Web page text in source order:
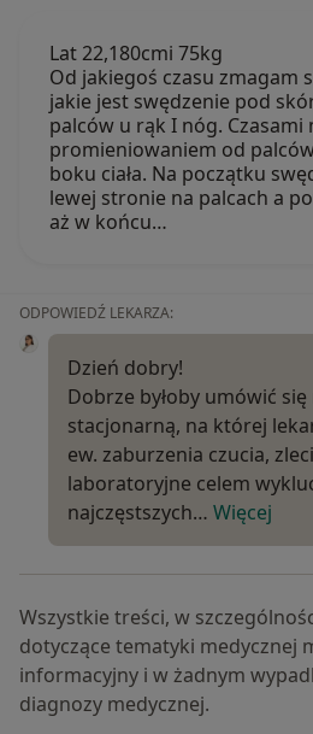
Lat 22,180cmi 75kg
Od jakiegoś czasu zmagam
jakie jest swędzenie pod
palców u rąk I nóg. Czasami
promieniowaniem od
boku ciała. Na początku
lewej stronie na palcach a
aż w końcu…
ODPOWIEDŹ LEKARZA:
Dzień dobry!
Dobrze byłoby umówić
stacjonarną, na której
ew. zaburzenia czucia,
laboratoryjne celem
najczęstszych… Więcej
Wszystkie treści, w
dotyczące tematyki medycznej
informacyjny i w żadnym
diagnozy medycznej.